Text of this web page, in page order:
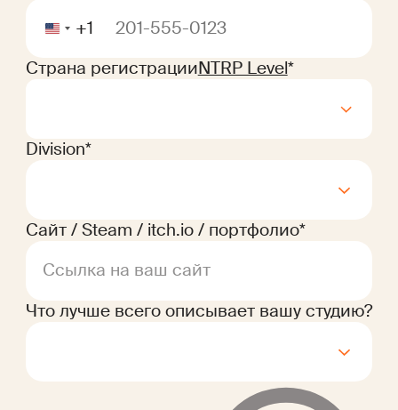
+1
Страна регистрацииNTRP Level*
Division*
Сайт / Steam / itch.io / портфолио*
Ссылка на ваш сайт
Что лучше всего описывает вашу студию?